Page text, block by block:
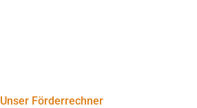
Unser Förderrechner